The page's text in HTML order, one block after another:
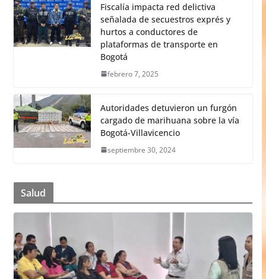
Fiscalía impacta red delictiva
señalada de secuestros exprés y
hurtos a conductores de
plataformas de transporte en
Bogotá
febrero 7, 2025
Autoridades detuvieron un furgón
cargado de marihuana sobre la vía
Bogotá-Villavicencio
septiembre 30, 2024
Salud